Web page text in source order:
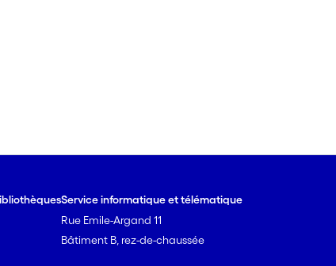
Service informatique et télématique
Rue Emile-Argand 11
Bâtiment B, rez-de-chaussée